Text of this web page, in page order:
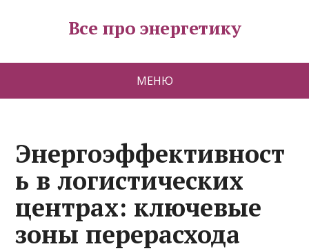
Все про энергетику
МЕНЮ
Энергоэффективност
ь в логистических
центрах: ключевые
зоны перерасхода